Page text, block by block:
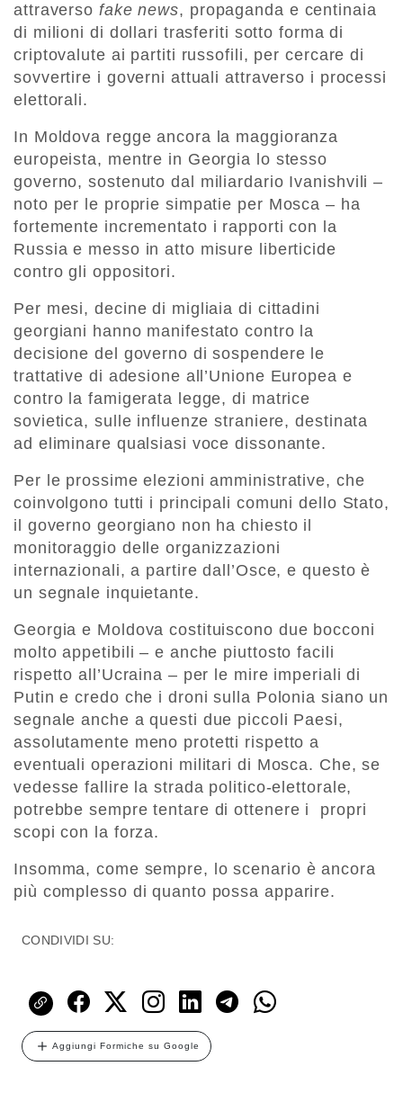
attraverso fake news, propaganda e centinaia
di milioni di dollari trasferiti sotto forma di
criptovalute ai partiti russofili, per cercare di
sovvertire i governi attuali attraverso i processi
elettorali.
In Moldova regge ancora la maggioranza
europeista, mentre in Georgia lo stesso
governo, sostenuto dal miliardario Ivanishvili –
noto per le proprie simpatie per Mosca – ha
fortemente incrementato i rapporti con la
Russia e messo in atto misure liberticide
contro gli oppositori.
Per mesi, decine di migliaia di cittadini
georgiani hanno manifestato contro la
decisione del governo di sospendere le
trattative di adesione all’Unione Europea e
contro la famigerata legge, di matrice
sovietica, sulle influenze straniere, destinata
ad eliminare qualsiasi voce dissonante.
Per le prossime elezioni amministrative, che
coinvolgono tutti i principali comuni dello Stato,
il governo georgiano non ha chiesto il
monitoraggio delle organizzazioni
internazionali, a partire dall’Osce, e questo è
un segnale inquietante.
Georgia e Moldova costituiscono due bocconi
molto appetibili – e anche piuttosto facili
rispetto all’Ucraina – per le mire imperiali di
Putin e credo che i droni sulla Polonia siano un
segnale anche a questi due piccoli Paesi,
assolutamente meno protetti rispetto a
eventuali operazioni militari di Mosca. Che, se
vedesse fallire la strada politico-elettorale,
potrebbe sempre tentare di ottenere i propri
scopi con la forza.
Insomma, come sempre, lo scenario è ancora
più complesso di quanto possa apparire.
CONDIVIDI SU:
Aggiungi Formiche su Google